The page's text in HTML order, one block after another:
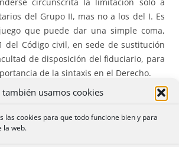
también usamos cookies
las cookies para que todo funcione bien y para
la web.
circunscrita la limitación sólo a
del Grupo II, mas no a los del I. Es
que puede dar una simple coma,
del Código civil, en sede de sustitución
de disposición del fiduciario, para
de la sintaxis en el Derecho.
beneficiosa, para clientes y notarías,
disyuntiva planteada en el punto 3 del